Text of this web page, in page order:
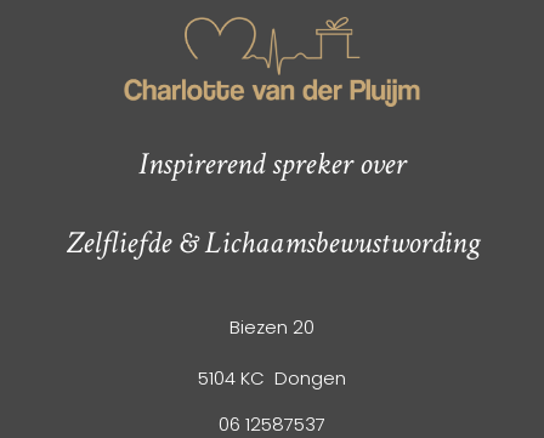
Inspirerend spreker over
Zelfliefde & Lichaamsbewustwording
Biezen 20
5104 KC Dongen
06 12587537